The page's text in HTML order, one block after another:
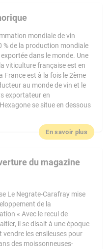
mondiale de vin
% de la production mondiale
dans le monde. Une
viticulture française est en
France est à la fois le 2ème
au monde de vin et le
exportateur en
se situe en dessous
En savoir plus
du magazine
Le Negrate-Carafray mise
de la
« Avec le recul de
il se disait à une époque
vendre les ensileuses pour
des moissonneuses-